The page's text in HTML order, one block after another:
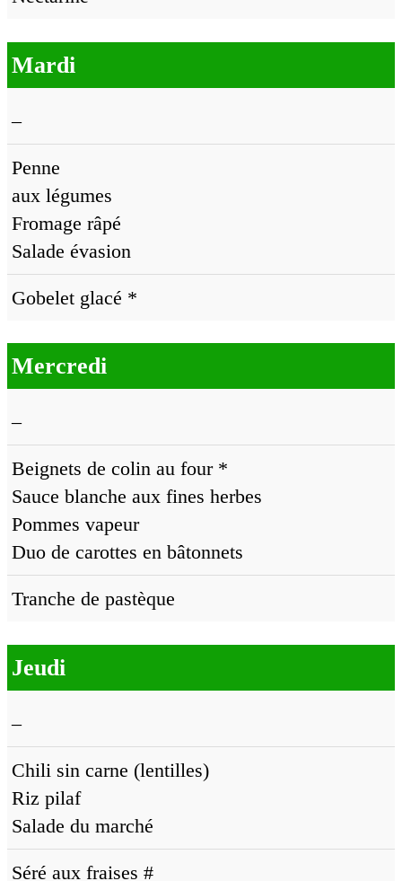
Mardi
–
Penne
aux légumes
Fromage râpé
Salade évasion
Gobelet glacé *
Mercredi
–
Beignets de colin au four *
Sauce blanche aux fines herbes
Pommes vapeur
Duo de carottes en bâtonnets
Tranche de pastèque
Jeudi
–
Chili sin carne (lentilles)
Riz pilaf
Salade du marché
Séré aux fraises #